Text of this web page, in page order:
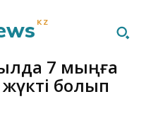
KZ
7 мыңға
болып